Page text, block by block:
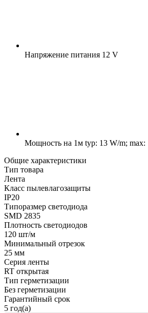
Напряжение питания 12 V
Мощность на 1м typ: 13 W/m; max:
Общие характеристики
Тип товара
Лента
Класс пылевлагозащиты
IP20
Типоразмер светодиода
SMD 2835
Плотность светодиодов
120 шт/м
Минимальный отрезок
25 мм
Серия ленты
RT открытая
Тип герметизации
Без герметизации
Гарантийный срок
5 год(а)